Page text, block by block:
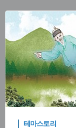
테마스토리